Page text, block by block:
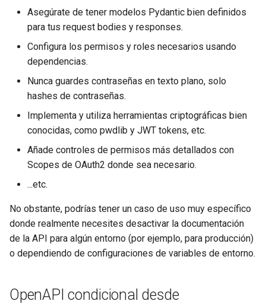
Modelos de Parámetros de
Header
Modelo de Response - Tipo
de Retorno
Código de Estado del
Response
Form Data
Modelos de Formulario
Archivos de Request
Sub Aplicaciones - Mounts
Detrás de un Proxy
Plantillas
WebSockets
Eventos de Lifespan
Probando WebSockets
Eventos de testing: lifespan y
Probando Dependencias con
Overrides
Configuraciones y Variables
Middleware
OpenAPI
Security Tools
Static Files - StaticFiles
Templating - Jinja2Templates
Asegúrate de tener modelos Pydantic bien definidos
para tus request bodies y responses.
Configura los permisos y roles necesarios usando
dependencias.
Nunca guardes contraseñas en texto plano, solo
hashes de contraseñas.
Implementa y utiliza herramientas criptográficas bien
conocidas, como pwdlib y JWT tokens, etc.
Añade controles de permisos más detallados con
Scopes de OAuth2 donde sea necesario.
...etc.
No obstante, podrías tener un caso de uso muy específico
donde realmente necesites desactivar la documentación
de la API para algún entorno (por ejemplo, para producción)
o dependiendo de configuraciones de variables de entorno.
OpenAPI condicional desde